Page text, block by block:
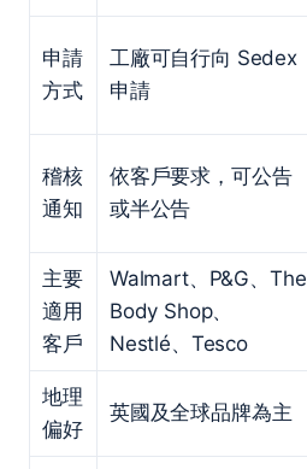
申請
方式
工廠可自行向 Sedex
申請
稽核
通知
依客戶要求，可公告
或半公告
主要
適用
客戶
Walmart、P&G、The
Body Shop、
Nestlé、Tesco
地理
偏好
英國及全球品牌為主